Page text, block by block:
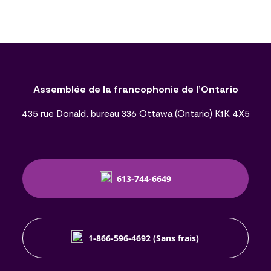
Assemblée de la francophonie de l’Ontario
435 rue Donald, bureau 336 Ottawa (Ontario) K1K 4X5
613-744-6649
1-866-596-4692 (Sans frais)